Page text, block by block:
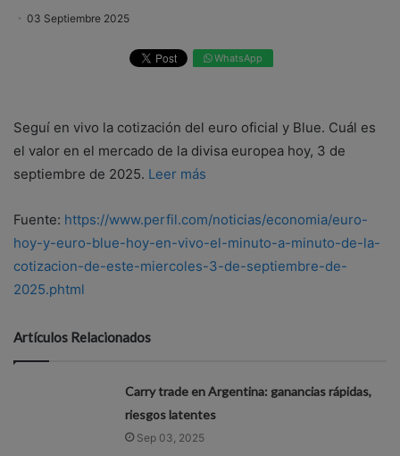
03 Septiembre 2025
WhatsApp
Seguí en vivo la cotización del euro oficial y Blue. Cuál es
el valor en el mercado de la divisa europea hoy, 3 de
septiembre de 2025. Leer más
Fuente: https://www.perfil.com/noticias/economia/euro-
hoy-y-euro-blue-hoy-en-vivo-el-minuto-a-minuto-de-la-
cotizacion-de-este-miercoles-3-de-septiembre-de-
2025.phtml
Artículos Relacionados
Carry trade en Argentina: ganancias rápidas,
riesgos latentes
Sep 03, 2025